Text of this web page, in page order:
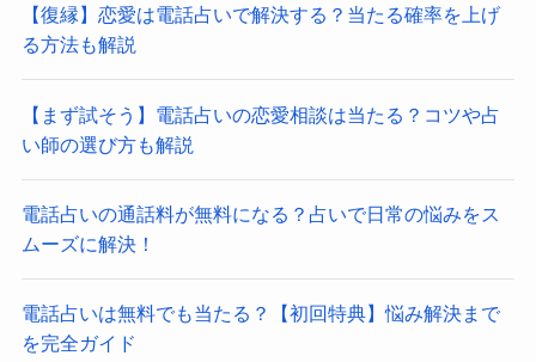
【復縁】恋愛は電話占いで解決する？当たる確率を上げ
る方法も解説
【まず試そう】電話占いの恋愛相談は当たる？コツや占
い師の選び方も解説
電話占いの通話料が無料になる？占いで日常の悩みをス
ムーズに解決！
電話占いは無料でも当たる？【初回特典】悩み解決まで
を完全ガイド